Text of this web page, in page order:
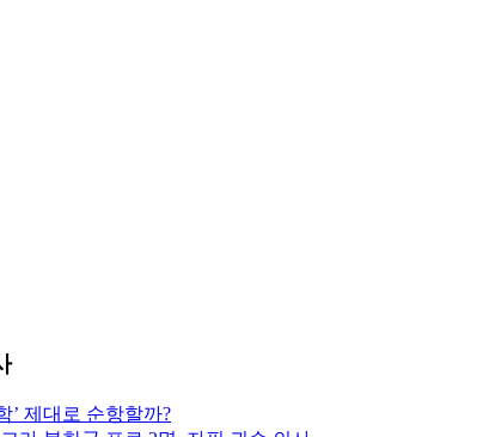
’ 제대로 순항할까?